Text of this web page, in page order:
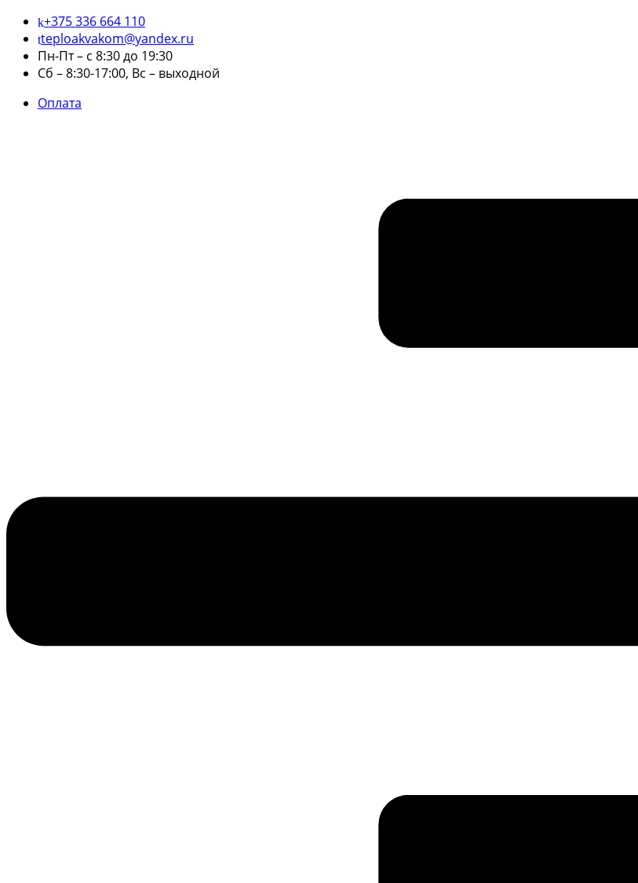
+375 336 664 110
teploakvakom@yandex.ru
Пн-Пт – с 8:30 до 19:30
Сб – 8:30-17:00, Вс – выходной
Оплата